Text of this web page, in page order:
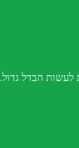
לעשות הבדל גדול.